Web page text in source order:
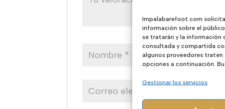
Impalabarefoot.com
información sobre el
se tratarán y la
consultada y compartida
algunos proveedores
opciones a continuación.
Gestionar los servicios